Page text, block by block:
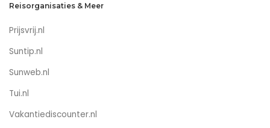
Reisorganisaties & Meer
Prijsvrij.nl
Suntip.nl
Sunweb.nl
Tui.nl
Vakantiediscounter.nl